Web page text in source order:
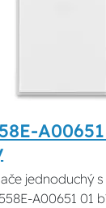
jednoduchý
A00651 01